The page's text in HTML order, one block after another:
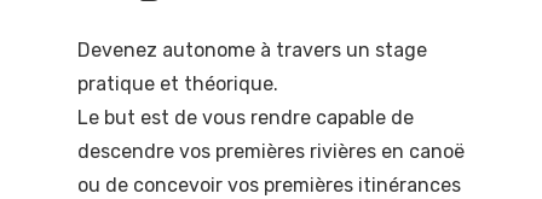
Devenez autonome à travers un stage
pratique et théorique.
Le but est de vous rendre capable de
descendre vos premières rivières en canoë
ou de concevoir vos premières itinérances